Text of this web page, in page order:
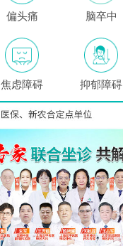
偏头痛 脑卒中
焦虑障碍 抑郁障碍
高血压 哮喘
这里没有我的问题?
在线免费咨询